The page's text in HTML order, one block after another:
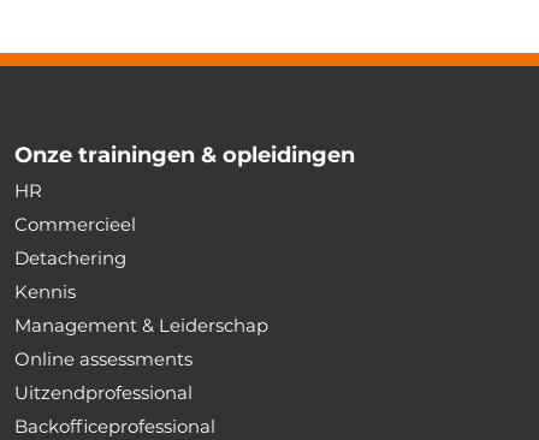
Onze trainingen & opleidingen
HR
Commercieel
Detachering
Kennis
Management & Leiderschap
Online assessments
Uitzendprofessional
Backofficeprofessional